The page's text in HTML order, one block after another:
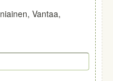
Vantaa,